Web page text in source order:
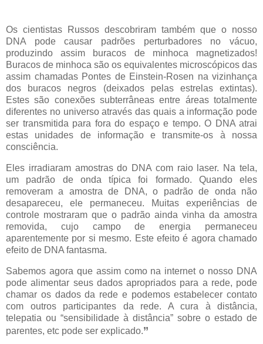
Os cientistas Russos descobriram também que o nosso
DNA pode causar padrões perturbadores no vácuo,
produzindo assim buracos de minhoca magnetizados!
Buracos de minhoca são os equivalentes microscópicos das
assim chamadas Pontes de Einstein-Rosen na vizinhança
dos buracos negros (deixados pelas estrelas extintas).
Estes são conexões subterrâneas entre áreas totalmente
diferentes no universo através das quais a informação pode
ser transmitida para fora do espaço e tempo. O DNA atrai
estas unidades de informação e transmite-os à nossa
consciência.
Eles irradiaram amostras do DNA com raio laser. Na tela,
um padrão de onda típica foi formado. Quando eles
removeram a amostra de DNA, o padrão de onda não
desapareceu, ele permaneceu. Muitas experiências de
controle mostraram que o padrão ainda vinha da amostra
removida, cujo campo de energia permaneceu
aparentemente por si mesmo. Este efeito é agora chamado
efeito de DNA fantasma.
Sabemos agora que assim como na internet o nosso DNA
pode alimentar seus dados apropriados para a rede, pode
chamar os dados da rede e podemos estabelecer contato
com outros participantes da rede. A cura à distância,
telepatia ou “sensibilidade à distância” sobre o estado de
parentes, etc pode ser explicado.’’